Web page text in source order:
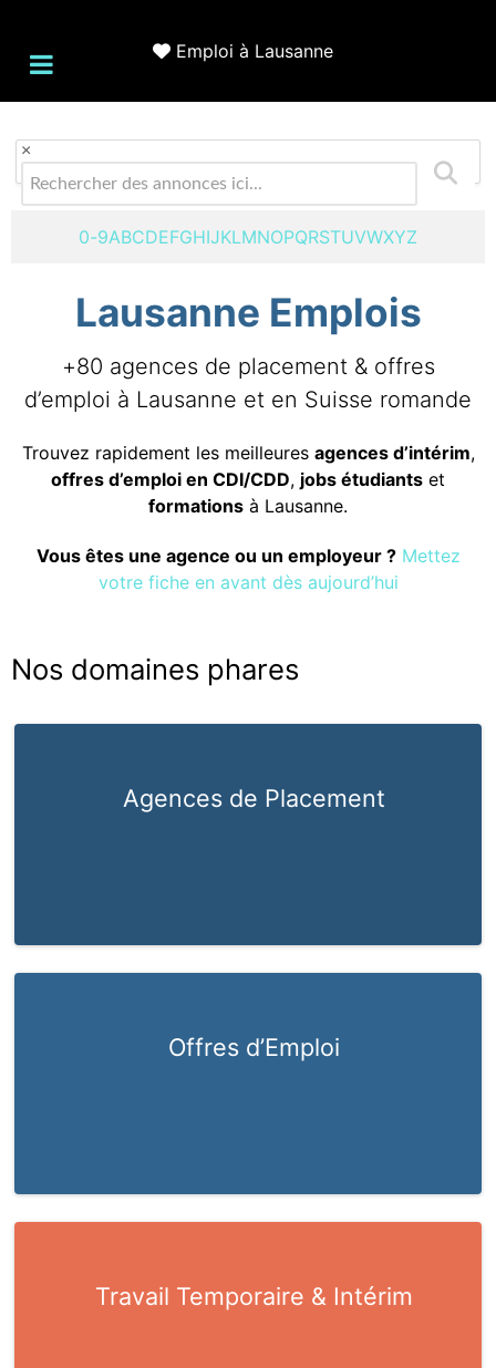
Emploi à Lausanne
×
0-9ABCDEFGHIJKLMNOPQRSTUVWXYZ
Lausanne Emplois
+80 agences de placement & offres
d’emploi à Lausanne et en Suisse romande
Trouvez rapidement les meilleures agences d’intérim,
offres d’emploi en CDI/CDD, jobs étudiants et
formations à Lausanne.
Vous êtes une agence ou un employeur ? Mettez
votre fiche en avant dès aujourd’hui
Nos domaines phares
Agences de Placement
Offres d’Emploi
Travail Temporaire & Intérim